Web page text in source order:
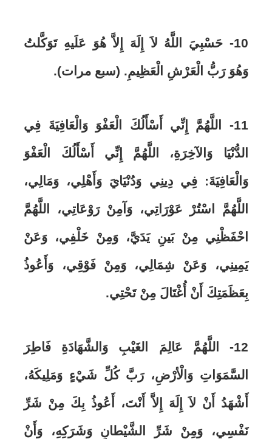
10- حَسْبِيَ اللَّهُ لاَ إِلَهَ إِلاَّ هُوَ عَلَيهِ تَوَكَّلتُ
وَهُوَ رَبُّ الْعَرْشِ الْعَظِيمِ. (سبع مرات).
11- اللَّهُمَّ إِنِّي أَسْأَلُكَ الْعَفْوَ وَالْعَافِيَةَ فِي
الدُّنْيَا وَالآخِرَةِ، اللَّهُمَّ إِنِّي أَسْأَلُكَ الْعَفْوَ
وَالْعَافِيَةَ: فِي دِينِي وَدُنْيَايَ وَأَهْلِي، وَمَالِي،
اللَّهُمَّ اسْتُرْ عَوْرَاتِي، وَآمِنْ رَوْعَاتِي، اللَّهُمَّ
احْفَظْنِي مِنْ بَينِ يَدَيَّ، وَمِنْ خَلْفِي، وَعَنْ
يَمِينِي، وَعَنْ شِمَالِي، وَمِنْ فَوْقِي، وَأَعُوذُ
بِعَظَمَتِكَ أَنْ أُغْتَالَ مِنْ تَحْتِي.
12- اللَّهُمَّ عَالِمَ الغَيْبِ وَالشَّهَادَةِ فَاطِرَ
السَّمَوَاتِ وَالْأرْضِ، رَبَّ كُلِّ شَيْءٍ وَمَلِيكَهُ،
أَشْهَدُ أَنْ لاَ إِلَهَ إِلاَّ أَنْتَ، أَعُوذُ بِكَ مِنْ شَرِّ
نَفْسِي، وَمِنْ شَرِّ الشَّيْطانِ وَشَرَكِهِ، وَأَنْ